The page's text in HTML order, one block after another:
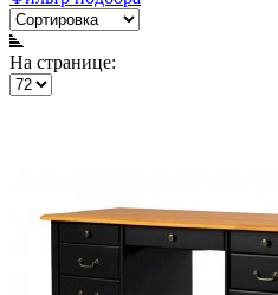
На странице: